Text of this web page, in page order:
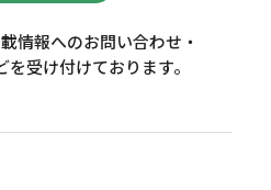
情報へのお問い合わせ・
受け付けております。